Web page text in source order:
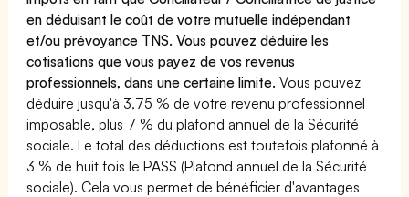
en déduisant le coût de votre mutuelle indépendant
et/ou prévoyance TNS. Vous pouvez déduire les
cotisations que vous payez de vos revenus
professionnels, dans une certaine limite.Vous pouvez
déduire jusqu'à 3,75 % de votre revenu professionnel
imposable, plus 7 % du plafond annuel de la Sécurité
sociale. Le total des déductions est toutefois plafonné à
3 % de huit fois le PASS (Plafond annuel de la Sécurité
sociale). Cela vous permet de bénéficier d'avantages